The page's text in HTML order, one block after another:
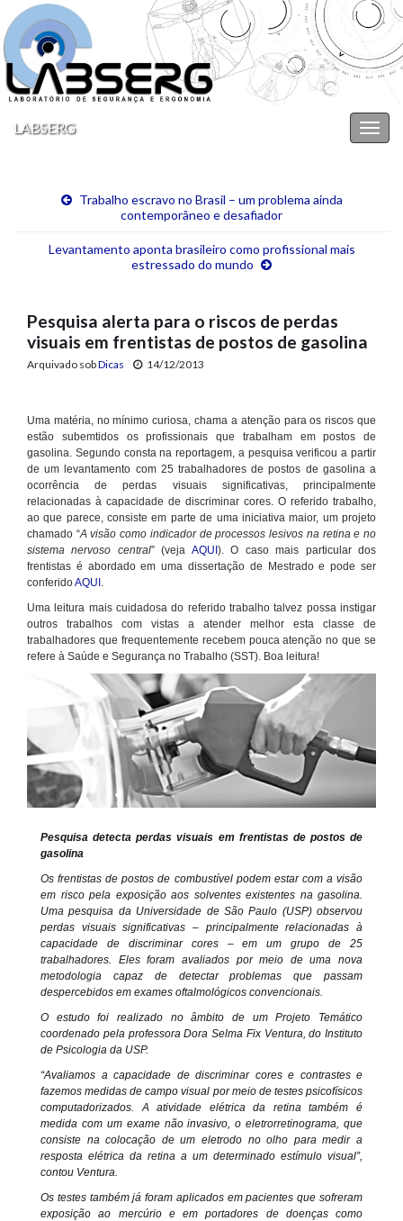
LABSERG
Trabalho escravo no Brasil – um problema ainda
contemporâneo e desafiador
Levantamento aponta brasileiro como profissional mais
estressado do mundo
Pesquisa alerta para o riscos de perdas
visuais em frentistas de postos de gasolina
Arquivado sobDicas 14/12/2013
Uma matéria, no mínimo curiosa, chama a atenção para os riscos que
estão subemtidos os profissionais que trabalham em postos de
gasolina. Segundo consta na reportagem, a pesquisa verificou a partir
de um levantamento com 25 trabalhadores de postos de gasolina a
ocorrência de perdas visuais significativas, principalmente
relacionadas à capacidade de discriminar cores. O referido trabalho,
ao que parece, consiste em parte de uma iniciativa maior, um projeto
chamado “A visão como indicador de processos lesivos na retina e no
sistema nervoso central” (veja AQUI ). O caso mais particular dos
frentistas é abordado em uma dissertação de Mestrado e pode ser
conferidoAQUI .
Uma leitura mais cuidadosa do referido trabalho talvez possa instigar
outros trabalhos com vistas a atender melhor esta classe de
trabalhadores que frequentemente recebem pouca atenção no que se
refere à Saúde e Segurança no Trabalho (SST). Boa leitura!
Pesquisa detecta perdas visuais em frentistas de postos de
gasolina
Os frentistas de postos de combustível podem estar com a visão
em risco pela exposição aos solventes existentes na gasolina.
Uma pesquisa da Universidade de São Paulo (USP) observou
perdas visuais significativas – principalmente relacionadas à
capacidade de discriminar cores – em um grupo de 25
trabalhadores. Eles foram avaliados por meio de uma nova
metodologia capaz de detectar problemas que passam
despercebidos em exames oftalmológicos convencionais.
O estudo foi realizado no âmbito de um Projeto Temático
coordenado pela professora Dora Selma Fix Ventura, do Instituto
de Psicologia da USP.
“Avaliamos a capacidade de discriminar cores e contrastes e
fazemos medidas de campo visual por meio de testes psicofísicos
computadorizados. A atividade elétrica da retina também é
medida com um exame não invasivo, o eletrorretinograma, que
consiste na colocação de um eletrodo no olho para medir a
resposta elétrica da retina a um determinado estímulo visual”,
contou Ventura.
Os testes também já foram aplicados em pacientes que sofreram
exposição ao mercúrio e em portadores de doenças como